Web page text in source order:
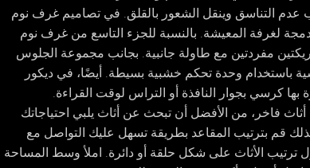
عدم التناسق وينقل الشعور بالقلق. في تصاميم غرف نوم
لغرفة المعيشة. بالنسبة للجزء التاسع من غرف نوم
مفردتين مع طاولة جانبية. بجانب مجموعة الجلوس
باستخدام وحدة تحكم خشبية بسيطة. أيضًا، في ديكور
كرسي بجوار النافذة أو التراس لوقت القراءة.
فاخر، من الأفضل أن تبحث عن أثاث يلبي احتياجاتك
قم بترتيب المقاعد بطريقة تسهل عليك التواصل مع
ترتيب الأثاث على شكل حلقة أو دائرة. املأ وسط المساحة